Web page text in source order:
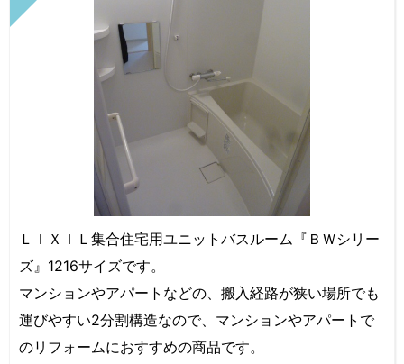
ＬＩＸＩＬ集合住宅用ユニットバスルーム『ＢＷシリー
ズ』1216サイズです。
マンションやアパートなどの、搬入経路が狭い場所でも
運びやすい2分割構造なので、マンションやアパートで
のリフォームにおすすめの商品です。